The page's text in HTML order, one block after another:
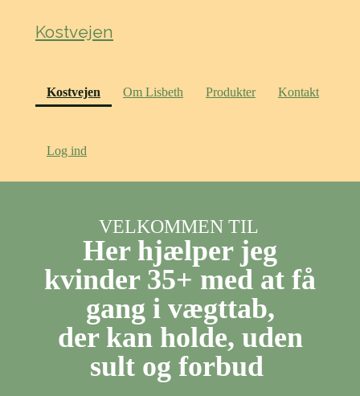
Kostvejen
Kostvejen (current)
Om Lisbeth Produkter Kontakt
Log ind
VELKOMMEN TIL
Her hjælper jeg
kvinder 35+ med at få
gang i vægttab,
der kan holde, uden
sult og forbud